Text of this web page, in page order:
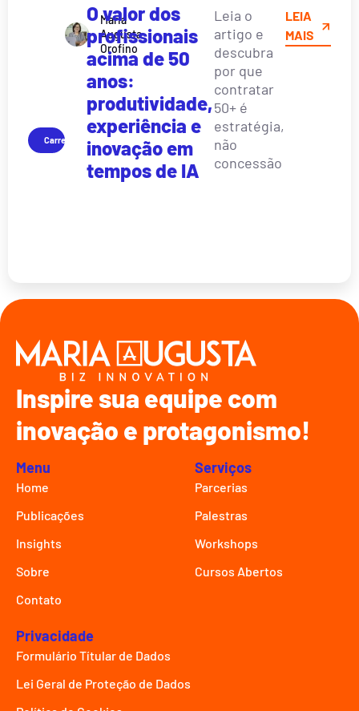
Carreira
Maria
Augusta
Orofino
O valor dos
profissionais
acima de 50
anos:
produtividade,
experiência e
inovação em
tempos de IA
Leia o
artigo e
descubra
por que
contratar
50+ é
estratégia,
não
concessão
LEIA
MAIS
Inspire sua equipe com
inovação e protagonismo!
Menu
Home
Publicações
Insights
Sobre
Contato
Serviços
Parcerias
Palestras
Workshops
Cursos Abertos
Privacidade
Formulário Títular de Dados
Lei Geral de Proteção de Dados